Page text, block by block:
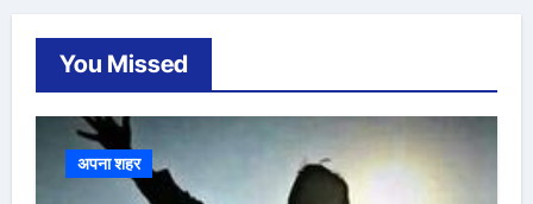
You Missed
अपना शहर